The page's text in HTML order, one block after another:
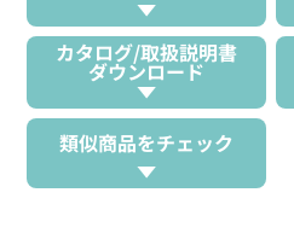
カタログ/取扱説明書
ダウンロード
類似商品をチェック